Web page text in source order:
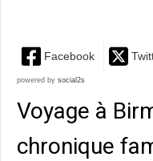
Facebook
powered by social2s
Voyage à
chronique